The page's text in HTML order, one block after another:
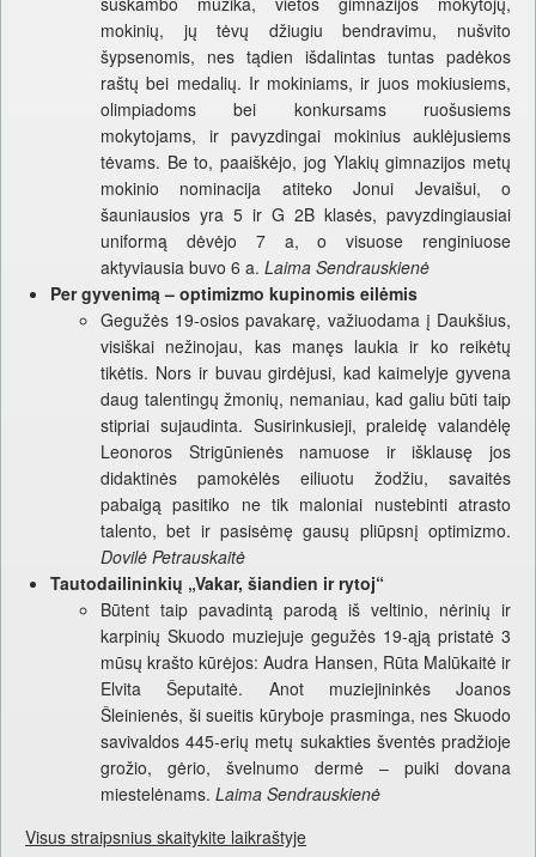
mokinių, jų tėvų džiugiu bendravimu, nušvito
šypsenomis, nes tądien išdalintas tuntas padėkos
raštų bei medalių. Ir mokiniams, ir juos mokiusiems,
olimpiadoms bei konkursams ruošusiems
mokytojams, ir pavyzdingai mokinius auklėjusiems
tėvams. Be to, paaiškėjo, jog Ylakių gimnazijos metų
mokinio nominacija atiteko Jonui Jevaišui, o
šauniausios yra 5 ir G 2B klasės, pavyzdingiausiai
uniformą dėvėjo 7 a, o visuose renginiuose
aktyviausia buvo 6 a. Laima Sendrauskienė
Per gyvenimą – optimizmo kupinomis eilėmis
Gegužės 19-osios pavakarę, važiuodama į Daukšius,
visiškai nežinojau, kas manęs laukia ir ko reikėtų
tikėtis. Nors ir buvau girdėjusi, kad kaimelyje gyvena
daug talentingų žmonių, nemaniau, kad galiu būti taip
stipriai sujaudinta. Susirinkusieji, praleidę valandėlę
Leonoros Strigūnienės namuose ir išklausę jos
didaktinės pamokėlės eiliuotu žodžiu, savaitės
pabaigą pasitiko ne tik maloniai nustebinti atrasto
talento, bet ir pasisėmę gausų pliūpsnį optimizmo.
Dovilė Petrauskaitė
Tautodailininkių „Vakar, šiandien ir rytoj“
Būtent taip pavadintą parodą iš veltinio, nėrinių ir
karpinių Skuodo muziejuje gegužės 19-ąją pristatė 3
mūsų krašto kūrėjos: Audra Hansen, Rūta Malūkaitė ir
Elvita Šeputaitė. Anot muziejininkės Joanos
Šleinienės, ši sueitis kūryboje prasminga, nes Skuodo
savivaldos 445-erių metų sukakties šventės pradžioje
grožio, gėrio, švelnumo dermė – puiki dovana
miestelėnams. Laima Sendrauskienė
Visus straipsnius skaitykite laikraštyje